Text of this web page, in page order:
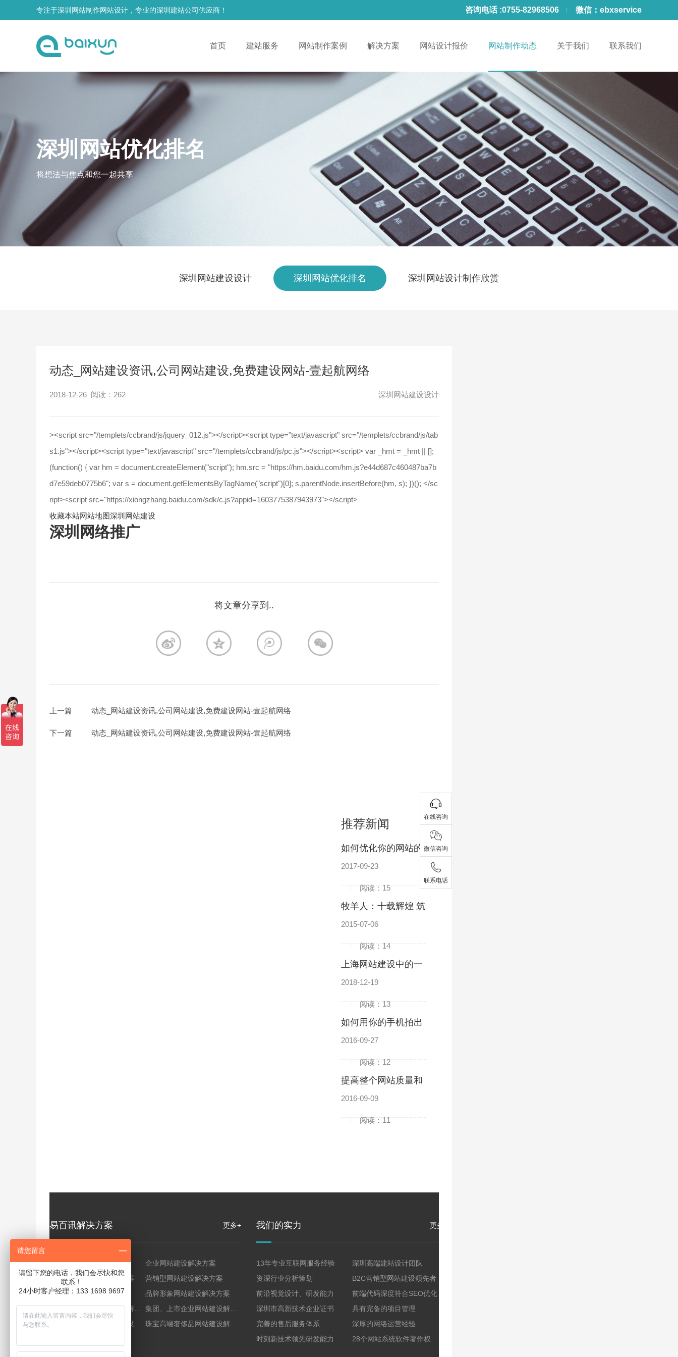
专注于深圳网站制作网站设计，专业的深圳建站公司供应商！ 咨询电话 :0755-82968506 微信： ebxservice
首页 建站服务 网站制作案例 解决方案 网站设计报价 网站制作动态 关于我们 联系我们
深圳网站优化排名
将想法与焦点和您一起共享
深圳网站建设设计 深圳网站优化排名 深圳网站设计制作欣赏
动态_网站建设资讯,公司网站建设,免费建设网站-壹起航网络
2018-12-26 阅读： 262 深圳网站建设设计
><script src="/templets/ccbrand/js/jquery_012.js"></script><script type="text/javascript" src="/templets/ccbrand/js/tab
s1.js"></script><script type="text/javascript" src="/templets/ccbrand/js/pc.js"></script><script> var _hmt = _hmt || [];
(function() { var hm = document.createElement("script"); hm.src = "https://hm.baidu.com/hm.js?e44d687c460487ba7b
d7e59deb0775b6"; var s = document.getElementsByTagName("script")[0]; s.parentNode.insertBefore(hm, s); })(); </sc
ript><script src="https://xiongzhang.baidu.com/sdk/c.js?appid=1603775387943973"></script>
收藏本站网站地图深圳网站建设
深圳网络推广
将文章分享到..
上一篇 动态_网站建设资讯,公司网站建设,免费建设网站-壹起航网络
下一篇 动态_网站建设资讯,公司网站建设,免费建设网站-壹起航网络
推荐新闻
如何优化你的网站的
图片
2017-09-23
阅读：15
牧羊人：十载辉煌 筑
就企业网站精品
2015-07-06
阅读：14
上海网站建设中的一
个中心两个基本点
2018-12-19
阅读：13
如何用你的手机拍出
完美的视频背景
2016-09-27
阅读：12
提高整个网站质量和
排名的最有效的方法
2016-09-09
阅读：11
易百讯解决方案 更多+
小程序定制解决方案
企业网站建设解决方案
行业门户网站建设解决方案
营销型网站建设解决方案
外贸网站建设解决方案
品牌形象网站建设解决方案
我们的实力 更多+
13年专业互联网服务经验
深圳高端建站设计团队
资深行业分析策划
B2C营销型网站建设领先者
前沿视觉设计、研发能力
前端代码深度符合SEO优化
深圳市高新技术企业证书
具有完备的项目管理
完善的售后服务体系
深厚的网络运营经验
时刻新技术领先研发能力
28个网站系统软件著作权
在线咨询
微信咨询
联系电话
请您留言
请留下您的电话，我们会尽快和您
联系！
24小时客户经理：133 1698 9697